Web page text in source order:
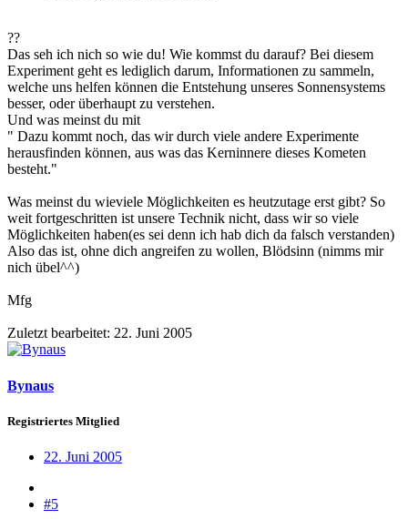
??
Das seh ich nich so wie du! Wie kommst du darauf? Bei diesem
Experiment geht es lediglich darum, Informationen zu sammeln,
welche uns helfen können die Entstehung unseres Sonnensystems
besser, oder überhaupt zu verstehen.
Und was meinst du mit
" Dazu kommt noch, das wir durch viele andere Experimente
herausfinden können, aus was das Kerninnere dieses Kometen
besteht."
Was meinst du wieviele Möglichkeiten es heutzutage erst gibt? So
weit fortgeschritten ist unsere Technik nicht, dass wir so viele
Möglichkeiten haben(es sei denn ich hab dich da falsch verstanden)
Also das ist, ohne dich angreifen zu wollen, Blödsinn (nimms mir
nich übel^^)
Mfg
Zuletzt bearbeitet: 22. Juni 2005
Bynaus
Registriertes Mitglied
22. Juni 2005
#5